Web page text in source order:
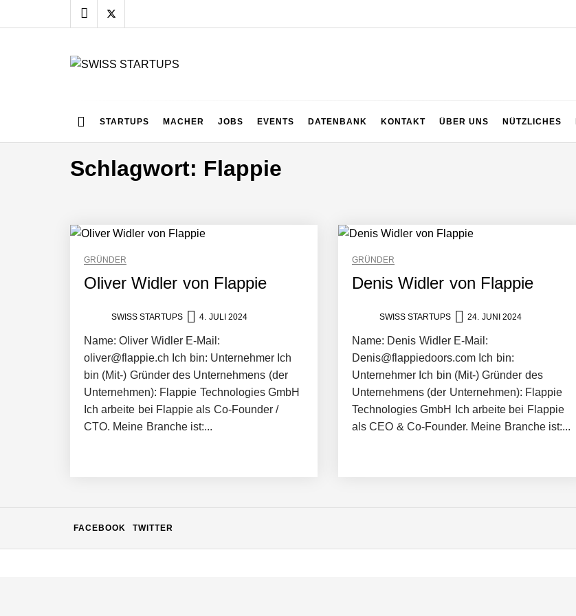
to
STARTUPS MACHER JOBS EVENTS DATENBANK KONTAKT ÜBER UNS NÜTZLICHES
Schlagwort: Flappie
GRÜNDER
Oliver Widler von Flappie
SWISS STARTUPS 4. JULI 2024
Name: Oliver Widler E-Mail:
oliver@flappie.ch Ich bin: Unternehmer Ich
bin (Mit-) Gründer des Unternehmens (der
Unternehmen): Flappie Technologies GmbH
Ich arbeite bei Flappie als Co-Founder /
CTO. Meine Branche ist:...
GRÜNDER
Denis Widler von Flappie
SWISS STARTUPS 24. JUNI 2024
Name: Denis Widler E-Mail:
Denis@flappiedoors.com Ich bin:
Unternehmer Ich bin (Mit-) Gründer des
Unternehmens (der Unternehmen): Flappie
Technologies GmbH Ich arbeite bei Flappie
als CEO & Co-Founder. Meine Branche ist:...
c.technology im Employer Portrait
KnowS im Employer Portrait
Christian Fehr von c.technology
Ramin Schams von KnowS
c.technology – Das digitale Rückgrat der vernetzten Mobilität
KnowS – Die Plattform, die Menschen und Skills verbindet
FACEBOOK TWITTER